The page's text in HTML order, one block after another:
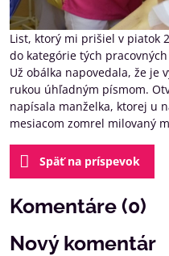
List, ktorý mi prišiel v piatok
do kategórie tých
Už obálka napovedala, že je
rukou úhľadným písmom.
napísala manželka, ktorej u
mesiacom zomrel milovaný
Späť na príspevok
Komentáre (0)
Nový komentár